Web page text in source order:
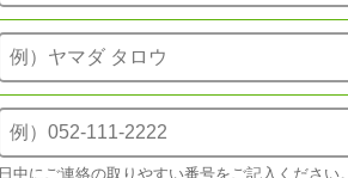
日中にご連絡の取りやすい番号をご記入ください。